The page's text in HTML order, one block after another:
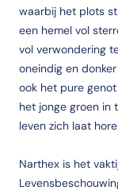
waarbij het plots
een hemel vol
vol verwondering
oneindig en
ook het pure
het jonge groen in
leven zich laat
Narthex is het